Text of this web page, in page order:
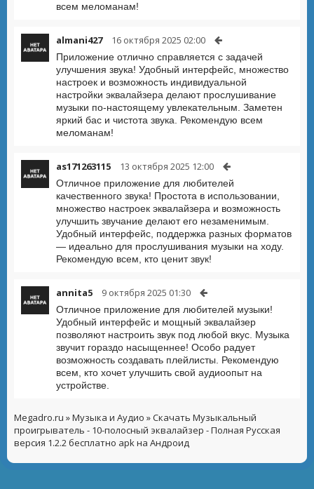
всем меломанам!
almani427 16 октября 2025 02:00
Приложение отлично справляется с задачей
улучшения звука! Удобный интерфейс, множество
настроек и возможность индивидуальной
настройки эквалайзера делают прослушивание
музыки по-настоящему увлекательным. Заметен
яркий бас и чистота звука. Рекомендую всем
меломанам!
as171263115 13 октября 2025 12:00
Отличное приложение для любителей
качественного звука! Простота в использовании,
множество настроек эквалайзера и возможность
улучшить звучание делают его незаменимым.
Удобный интерфейс, поддержка разных форматов
— идеально для прослушивания музыки на ходу.
Рекомендую всем, кто ценит звук!
annita5 9 октября 2025 01:30
Отличное приложение для любителей музыки!
Удобный интерфейс и мощный эквалайзер
позволяют настроить звук под любой вкус. Музыка
звучит гораздо насыщеннее! Особо радует
возможность создавать плейлисты. Рекомендую
всем, кто хочет улучшить свой аудиоопыт на
устройстве.
Megadro.ru »Музыка и Аудио » Скачать Музыкальный
проигрыватель - 10-полосный эквалайзер - Полная Русская
версия 1.2.2 бесплатно apk на Андроид